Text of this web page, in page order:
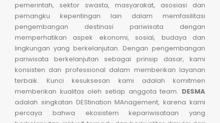
pemerintah, sektor swasta, masyarakat, asosiasi dan
pemangku kepentingan lain dalam memfasilitasi
pengembangan destinasi pariwisata dengan
memperhatikan aspek ekonomi, sosial, budaya dan
lingkungan yang berkelanjutan. Dengan pengembangan
pariwisata berkelanjutan sebagai prinsip dasar, kami
konsisten dan professional dalam memberikan layanan
terbaik. Kunci kesuksesan kami adalah komitmen
memberikan kualitas oleh setiap anggota team. DESMA
adalah singkatan DEStination MAnagement, karena kami
percaya bahwa ekosistem kepariwisataan yang